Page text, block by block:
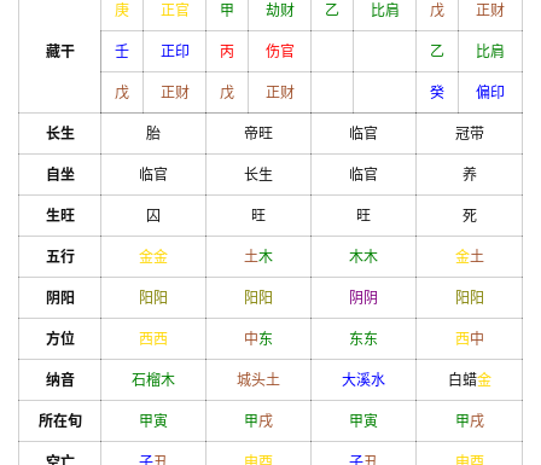
藏干
庚 正官 甲 劫财 乙 比肩 戊 正财
壬 正印 丙 伤官 乙 比肩
戊 正财 戊 正财 癸 偏印
长生 胎 帝旺 临官 冠带
自坐 临官 长生 临官 养
生旺 囚 旺 旺 死
五行 金金 土木 木木 金土
阴阳 阳 阳 阳 阳 阴 阴 阳 阳
方位 西西 中东 东东 西中
纳音 石榴木 城头土 大溪水 白蜡金
所在旬 甲寅 甲戌 甲寅 甲戌